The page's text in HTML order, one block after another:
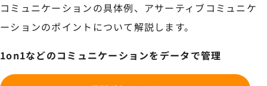
コミュニケーションの具体例、アサーティブコミュニケ
ーションのポイントについて解説します。
1on1などのコミュニケーションをデータで管理